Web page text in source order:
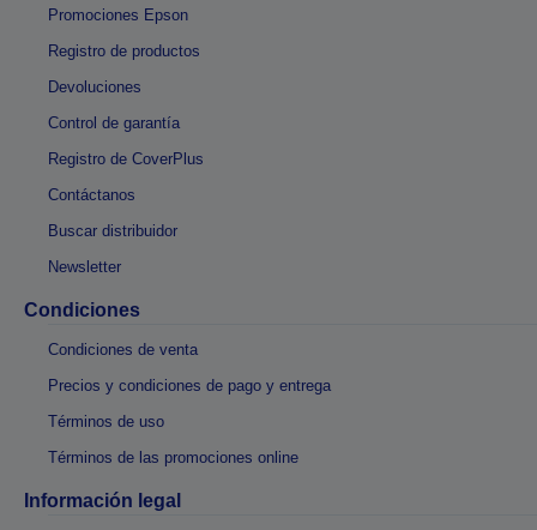
Promociones Epson
Registro de productos
Devoluciones
Control de garantía
Registro de CoverPlus
Contáctanos
Buscar distribuidor
Newsletter
Condiciones
Condiciones de venta
Precios y condiciones de pago y entrega
Términos de uso
Términos de las promociones online
Información legal